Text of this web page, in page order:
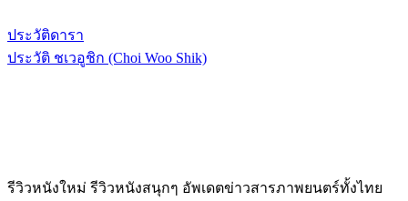
ประวัติดารา
ประวัติ ชเวอูชิก (Choi Woo Shik)
รีวิวหนังใหม่ รีวิวหนังสนุกๆ อัพเดตข่าวสารภาพยนตร์ทั้งไทย